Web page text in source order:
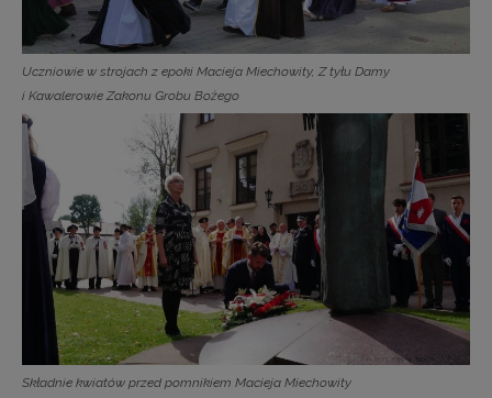
Uczniowie w strojach z epoki Macieja Miechowity, Z tyłu Damy
i Kawalerowie Zakonu Grobu Bożego
Składnie kwiatów przed pomnikiem Macieja Miechowity